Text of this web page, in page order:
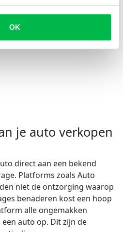
OK
je auto verkopen
direct aan een bekend
Platforms zoals Auto
niet de ontzorging waarop
benaderen kost een hoop
alle ongemakken
auto op. Dit zijn de